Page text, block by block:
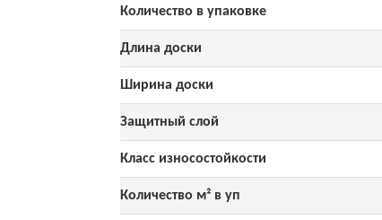
Количество в упаковке
Длина доски
Ширина доски
Защитный слой
Класс износостойкости
Количество м² в уп